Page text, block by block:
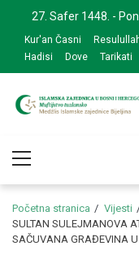
navigation
content
27. Safer 1448. -
Kur'an Časni
Hadisi
Dove Tarikati
Menu
Početna stranica
Vijesti
SULTAN SULEJMANOVA
SAČUVANA GRAĐEVINA U